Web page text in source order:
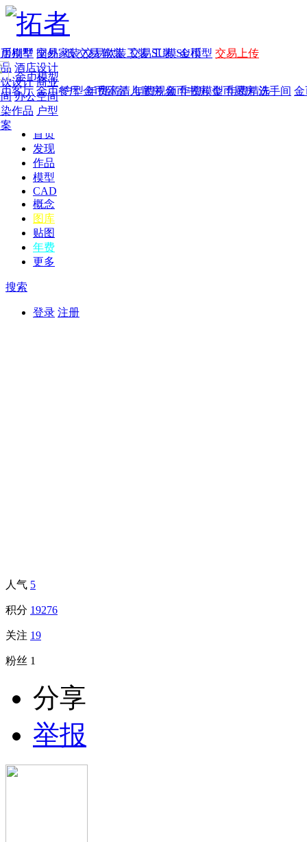
首页
发现
年费 作品 图纸 交易 软装 工装 SU模 金币
年费版块
费图纸 年费户型 年费高清 年费视频 年费模型 年费精选
作品
别墅 国外
酒店设计
设计 商业
办公空间
作品 户型
模型
模型 交易家装 交易软装 交易工装 SU模型 交易上传
金币模型
客厅 金币餐厅 金币卧室 儿童房 金币书房 金币厨房 洗手间 金
CAD
概念
图库
贴图
年费
更多
搜索
登录 注册
人气 5
积分 19276
关注 19
粉丝 1
分享
举报